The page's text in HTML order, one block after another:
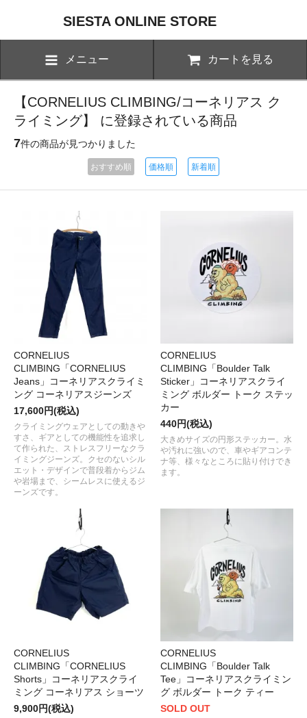
SIESTA ONLINE STORE
メニュー カートを見る
【CORNELIUS CLIMBING/コーネリアス ク
ライミング】 に登録されている商品
7件の商品が見つかりました
おすすめ順 価格順 新着順
CORNELIUS
CLIMBING「CORNELIUS
Jeans」コーネリアスクライミ
ング コーネリアスジーンズ
17,600円(税込)
クライミングウェアとしての動きや
すさ、ギアとしての機能性を追求し
て作られた、ストレスフリーなクラ
イミングジーンズ。クセのないシル
エット・デザインで普段着からジム
や岩場まで、シームレスに使えるジ
ーンズです。
CORNELIUS
CLIMBING「Boulder Talk
Sticker」コーネリアスクライ
ミング ボルダー トーク ステッ
カー
440円(税込)
大きめサイズの円形ステッカー。水
や汚れに強いので、車やギアコンテ
ナ等、様々なところに貼り付けでき
ます。
CORNELIUS
CLIMBING「CORNELIUS
Shorts」コーネリアスクライ
ミング コーネリアス ショーツ
9,900円(税込)
CORNELIUS
CLIMBING「Boulder Talk
Tee」コーネリアスクライミン
グ ボルダー トーク ティー
SOLD OUT